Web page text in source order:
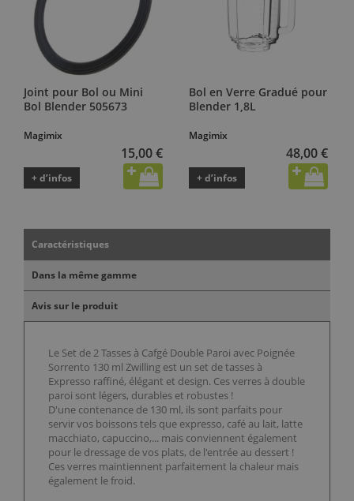
Joint pour Bol ou Mini
Bol Blender 505673
Magimix
15,00 €
+ d’infos
Bol en Verre Gradué pour
Blender 1,8L
Magimix
48,00 €
+ d’infos
Caractéristiques
Dans la même gamme
Avis sur le produit
Le Set de 2 Tasses à Cafgé Double Paroi avec Poignée
Sorrento 130 ml Zwilling est un set de tasses à
Expresso raffiné, élégant et design. Ces verres à double
paroi sont légers, durables et robustes !
D'une contenance de 130 ml, ils sont parfaits pour
servir vos boissons tels que expresso, café au lait, latte
macchiato, capuccino,... mais conviennent également
pour le dressage de vos plats, de l'entrée au dessert !
Ces verres maintiennent parfaitement la chaleur mais
également le froid.